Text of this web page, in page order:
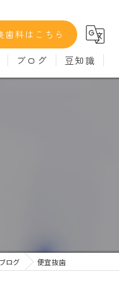
歯科はこちら
ブログ 豆知識
ブログ 便宜抜歯